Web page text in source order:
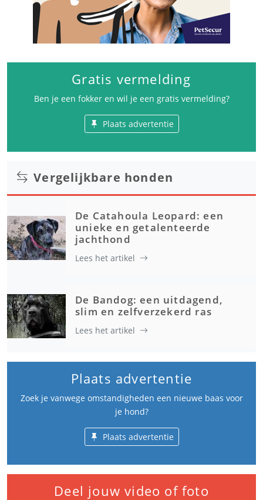
Gratis vermelding
Ben je een fokker en wil je een gratis vermelding?
Plaats advertentie
Vergelijkbare honden
De Catahoula Leopard: een
unieke en getalenteerde
jachthond
Lees het artikel
De Bandog: een uitdagend,
slim en zelfverzekerd ras
Lees het artikel
Plaats advertentie
Zoek je vanwege omstandigheden een nieuwe baas voor
je hond?
Plaats advertentie
Deel jouw video of foto